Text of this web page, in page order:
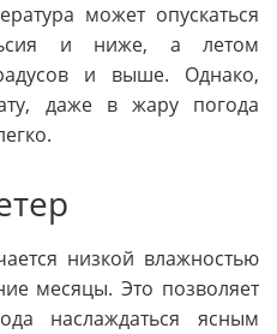
может опускаться
и ниже, а летом
и выше. Однако,
даже в жару погода
низкой влажностью
месяцы. Это позволяет
наслаждаться ясным